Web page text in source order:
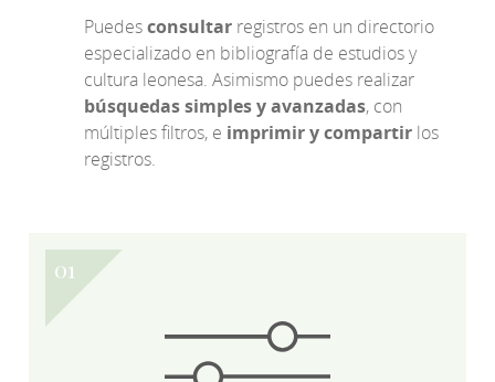
Puedesconsultar registros en un directorio
especializado en bibliografía de estudios y
cultura leonesa. Asimismo puedes realizar
búsquedas simples y avanzadas, con
múltiples filtros, e imprimir y compartir los
registros.